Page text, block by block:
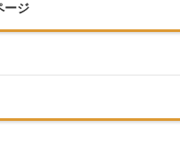
ージ